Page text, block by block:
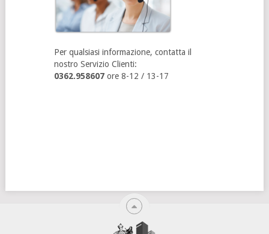
Per qualsiasi informazione, contatta il
nostro Servizio Clienti:
0362.958607ore 8-12 / 13-17